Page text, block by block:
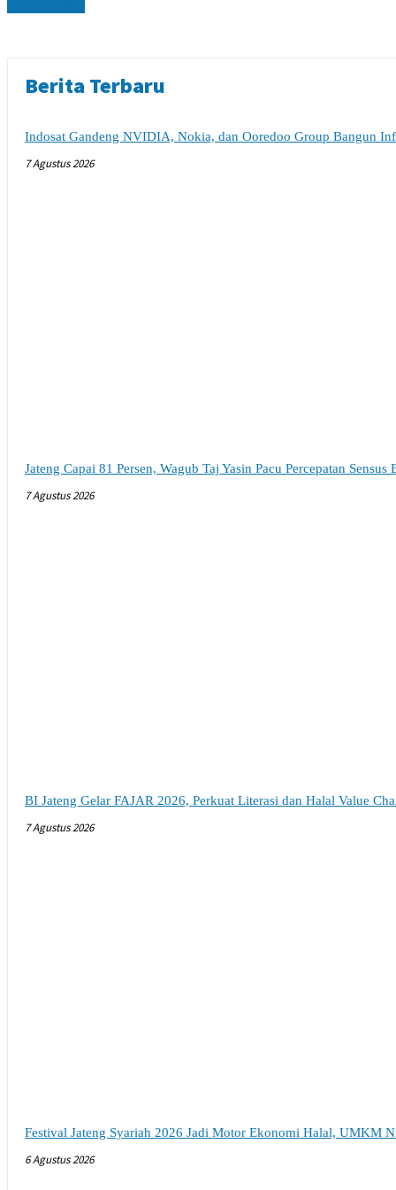
Berita Terbaru
Indosat Gandeng NVIDIA, Nokia, dan Ooredoo Group Bangun
7 Agustus 2026
Jateng Capai 81 Persen, Wagub Taj Yasin Pacu Percepatan Sensus
7 Agustus 2026
BI Jateng Gelar FAJAR 2026, Perkuat Literasi dan Halal Value
7 Agustus 2026
Festival Jateng Syariah 2026 Jadi Motor Ekonomi Halal, UMKM
6 Agustus 2026